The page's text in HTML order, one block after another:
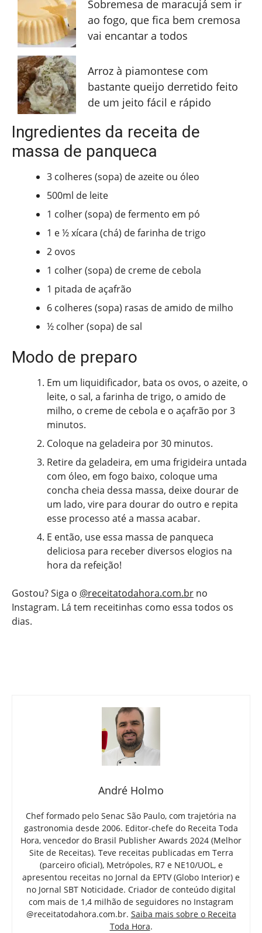
Sobremesa de maracujá sem ir
ao fogo, que fica bem cremosa
vai encantar a todos
Arroz à piamontese com
bastante queijo derretido feito
de um jeito fácil e rápido
Ingredientes da receita de
massa de panqueca
3 colheres (sopa) de azeite ou óleo
500ml de leite
1 colher (sopa) de fermento em pó
1 e ½ xícara (chá) de farinha de trigo
2 ovos
1 colher (sopa) de creme de cebola
1 pitada de açafrão
6 colheres (sopa) rasas de amido de milho
½ colher (sopa) de sal
Modo de preparo
Em um liquidificador, bata os ovos, o azeite, o
leite, o sal, a farinha de trigo, o amido de
milho, o creme de cebola e o açafrão por 3
minutos.
Coloque na geladeira por 30 minutos.
Retire da geladeira, em uma frigideira untada
com óleo, em fogo baixo, coloque uma
concha cheia dessa massa, deixe dourar de
um lado, vire para dourar do outro e repita
esse processo até a massa acabar.
E então, use essa massa de panqueca
deliciosa para receber diversos elogios na
hora da refeição!
Gostou? Siga o @receitatodahora.com.br no
Instagram. Lá tem receitinhas como essa todos os
dias.
André Holmo
Chef formado pelo Senac São Paulo, com trajetória na
gastronomia desde 2006. Editor-chefe do Receita Toda
Hora, vencedor do Brasil Publisher Awards 2024 (Melhor
Site de Receitas). Teve receitas publicadas em Terra
(parceiro oficial), Metrópoles, R7 e NE10/UOL, e
apresentou receitas no Jornal da EPTV (Globo Interior) e
no Jornal SBT Noticidade. Criador de conteúdo digital
com mais de 1,4 milhão de seguidores no Instagram
@receitatodahora.com.br. Saiba mais sobre o Receita
Toda Hora.